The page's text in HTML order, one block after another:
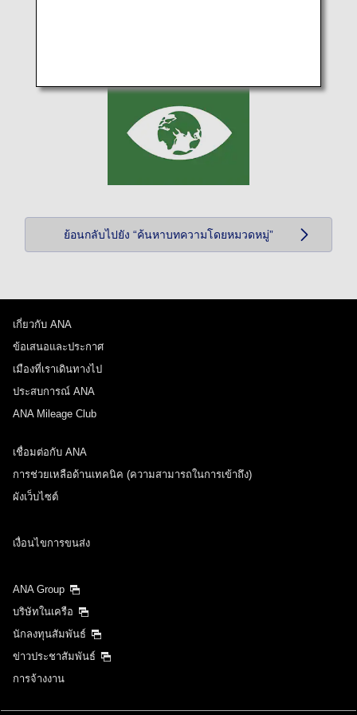
ย้อนกลับไปยัง “ค้นหาบทความโดยหมวดหมู่”
เกี่ยวกับ ANA
ข้อเสนอและประกาศ
เมืองที่เราเดินทางไป
ประสบการณ์ ANA
ANA Mileage Club
เชื่อมต่อกับ ANA
การช่วยเหลือด้านเทคนิค (ความสามารถในการเข้าถึง)
ผังเว็บไซต์
เงื่อนไขการขนส่ง
ANA Group
บริษัทในเครือ
นักลงทุนสัมพันธ์
ข่าวประชาสัมพันธ์
การจ้างงาน